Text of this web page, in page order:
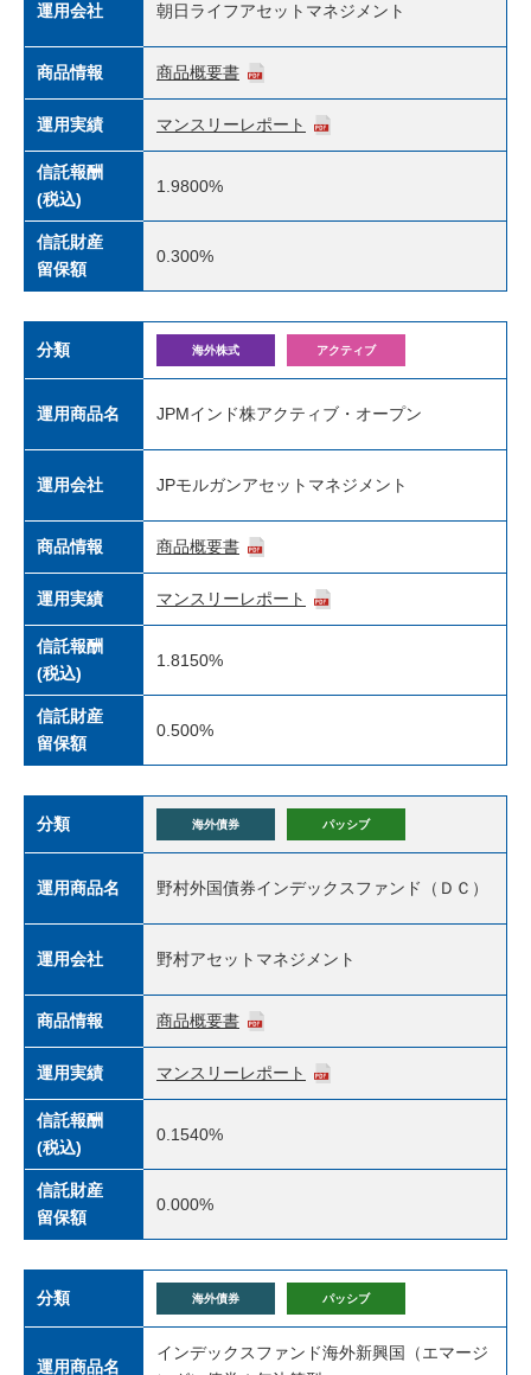
運用会社 朝日ライフアセットマネジメント
商品情報 商品概要書
運用実績 マンスリーレポート
信託報酬
(税込)
1.9800%
信託財産
留保額
0.300%
分類 海外株式 アクティブ
運用商品名 JPMインド株アクティブ・オープン
運用会社 JPモルガンアセットマネジメント
商品情報 商品概要書
運用実績 マンスリーレポート
信託報酬
(税込)
1.8150%
信託財産
留保額
0.500%
分類 海外債券 パッシブ
運用商品名 野村外国債券インデックスファンド（ＤＣ）
運用会社 野村アセットマネジメント
商品情報 商品概要書
運用実績 マンスリーレポート
信託報酬
(税込)
0.1540%
信託財産
留保額
0.000%
分類 海外債券 パッシブ
運用商品名
インデックスファンド海外新興国（エマージ